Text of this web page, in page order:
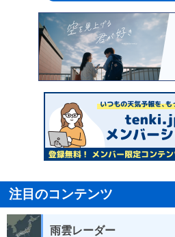
注目のコンテンツ
雨雲レーダー